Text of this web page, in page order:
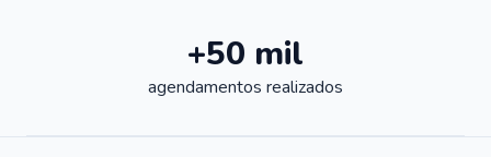
+50 mil
agendamentos realizados